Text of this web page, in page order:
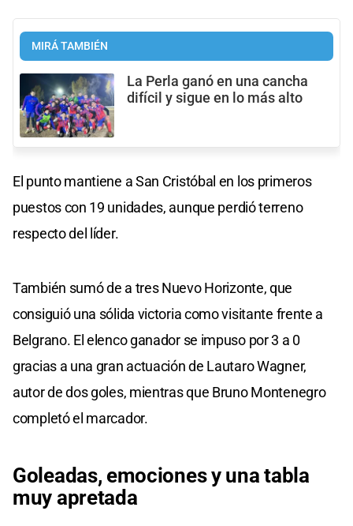
MIRÁ TAMBIÉN
La Perla ganó en una cancha
difícil y sigue en lo más alto
El punto mantiene a San Cristóbal en los primeros
puestos con 19 unidades, aunque perdió terreno
respecto del líder.
También sumó de a tres Nuevo Horizonte, que
consiguió una sólida victoria como visitante frente a
Belgrano. El elenco ganador se impuso por 3 a 0
gracias a una gran actuación de Lautaro Wagner,
autor de dos goles, mientras que Bruno Montenegro
completó el marcador.
Goleadas, emociones y una tabla
muy apretada